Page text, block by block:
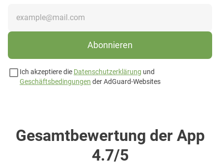
Abonnieren
Ich akzeptiere die Datenschutzerklärung und
Geschäftsbedingungen der AdGuard-Websites
Gesamtbewertung der App
4.7/5